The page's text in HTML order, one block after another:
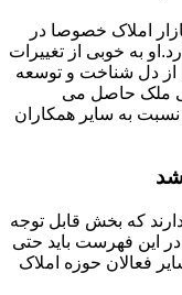
املاک خصوصا در
به خوبی از تغییرات
از دل شناخت و توسعه
ملک حاصل می
به سایر همکاران
که بخش قابل توجه
این فهرست باید حتی
فعالان حوزه املاک